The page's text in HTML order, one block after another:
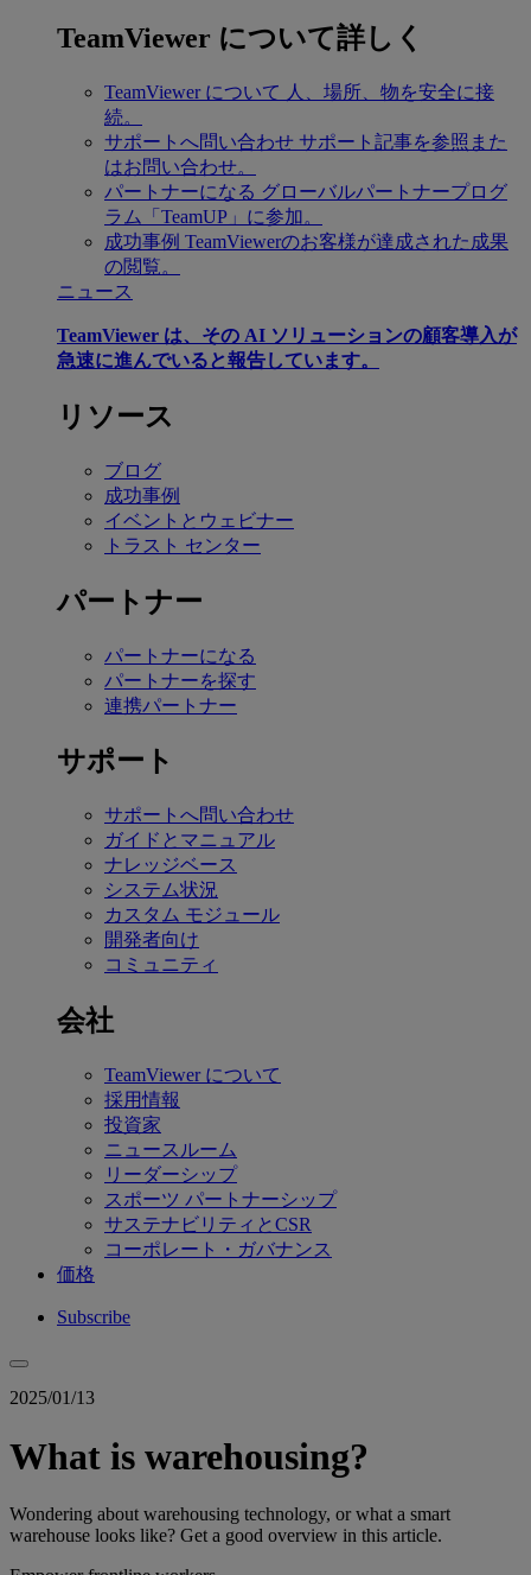
TeamViewer について詳しく
TeamViewer について 人、場所、物を安全に接
続。
サポートへ問い合わせ サポート記事を参照また
はお問い合わせ。
パートナーになる グローバルパートナープログ
ラム「TeamUP」に参加。
成功事例 TeamViewerのお客様が達成された成果
の閲覧。
ニュース
TeamViewer は、その AI ソリューションの顧客導入が
急速に進んでいると報告しています。
リソース
ブログ
成功事例
イベントとウェビナー
トラスト センター
パートナー
パートナーになる
パートナーを探す
連携パートナー
サポート
サポートへ問い合わせ
ガイドとマニュアル
ナレッジベース
システム状況
カスタム モジュール
開発者向け
コミュニティ
会社
TeamViewer について
採用情報
投資家
ニュースルーム
リーダーシップ
スポーツ パートナーシップ
サステナビリティとCSR
コーポレート・ガバナンス
価格
Subscribe
2025/01/13
What is warehousing?
Wondering about warehousing technology, or what a smart
warehouse looks like? Get a good overview in this article.